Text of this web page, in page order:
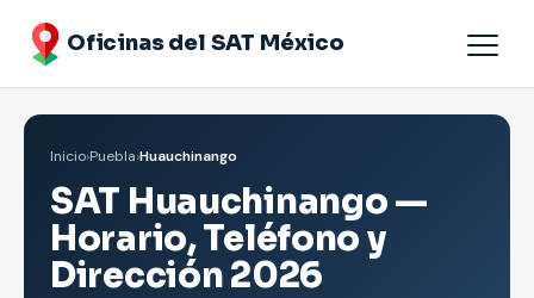
Oficinas del SAT México
Oficinas por Estados
Inicio›Puebla›Huauchinango
SAT Huauchinango —
Horario, Teléfono y
Dirección 2026